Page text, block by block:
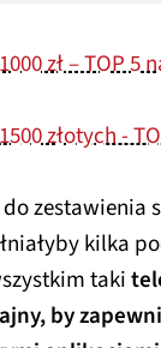
zł – TOP 5
złotych -
zestawienia
kilka
taki
by